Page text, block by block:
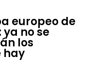
europeo de
no se
los
hay